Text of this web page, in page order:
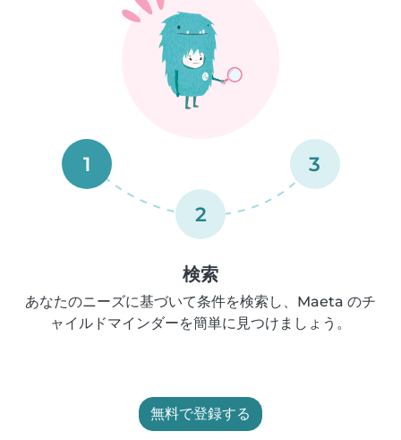
1
2
3
検索
あなたのニーズに基づいて条件を検索し、Maeta のチ
ャイルドマインダーを簡単に見つけましょう。
無料で登録する